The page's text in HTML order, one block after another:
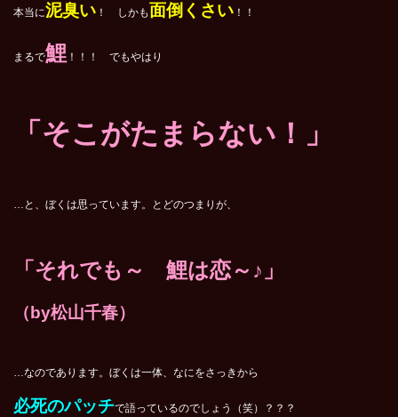
本当に泥臭い ！ しかも面倒くさい ！！
まるで鯉 ！！！ でもやはり
「そこがたまらない！」
…と、ぼくは思っています。とどのつまりが、
「それでも～ 鯉は恋～ ♪ 」
（by松山千春）
…なのであります。ぼくは一体、なにをさっきから
必死のパッチで語っているのでしょう（笑）？？？